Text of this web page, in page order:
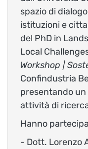
spazio di
istituzioni e
del PhD in
Local
Workshop |
Confindustria
presentando
attività di
Hanno
- Dott. Lorenzo